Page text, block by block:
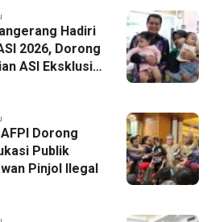
Hadiri
2026, Dorong
ASI Eksklusif
Dorong
Publik
Pinjol Ilegal